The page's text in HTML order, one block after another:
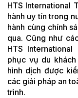
HTS International
hành uy tín trong
hành cùng chính
qua. Cũng như
HTS
phục vụ du
hình dịch được
các giải pháp an
trình.